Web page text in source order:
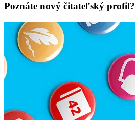
Poznáte nový čitateľský profil?